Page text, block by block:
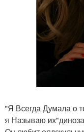
"Я Всегда Думала о
я Называю